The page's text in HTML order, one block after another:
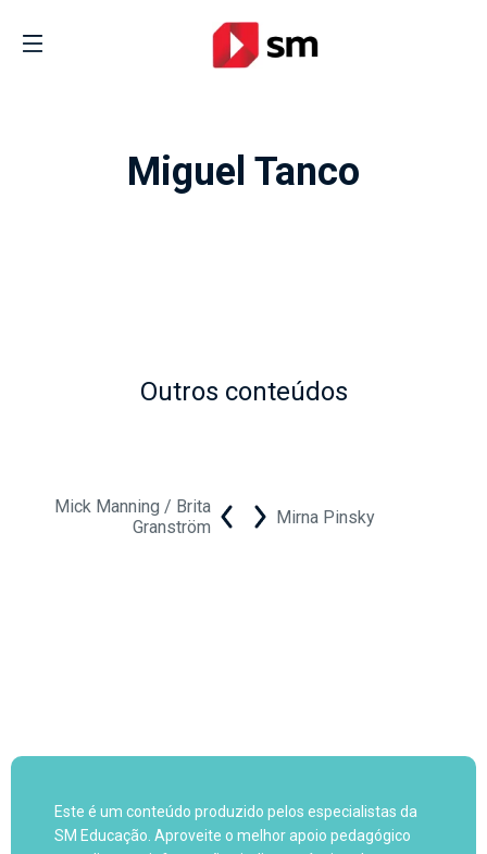
Miguel Tanco
Outros conteúdos
Mick Manning / Brita
Granström
Mirna Pinsky
Este é um conteúdo produzido pelos especialistas da
SM Educação. Aproveite o melhor apoio pedagógico